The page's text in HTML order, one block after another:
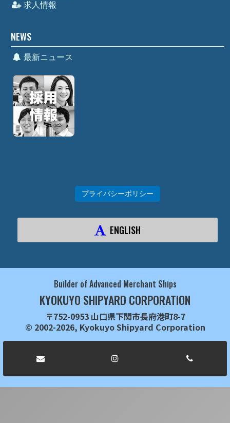
求人情報
NEWS
最新ニュース
プライバシーポリシー
ENGLISH
Builder of Advanced Merchant Ships
KYOKUYO SHIPYARD CORPORATION
〒752-0953 山口県下関市長府港町8-7
© 2002-2026, Kyokuyo Shipyard Corporation